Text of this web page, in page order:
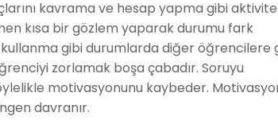
kavrama ve hesap yapma gibi
kısa bir gözlem yaparak durumu fark
gibi durumlarda diğer öğrencilere
zorlamak boşa çabadır. Soruyu
motivasyonunu kaybeder.
davranır.